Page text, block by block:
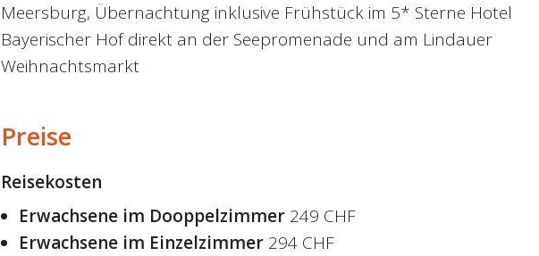
Meersburg, Übernachtung inklusive Frühstück im 5* Sterne Hotel
Bayerischer Hof direkt an der Seepromenade und am Lindauer
Weihnachtsmarkt
Preise
Reisekosten
Erwachsene im Dooppelzimmer 249 CHF
Erwachsene im Einzelzimmer 294 CHF